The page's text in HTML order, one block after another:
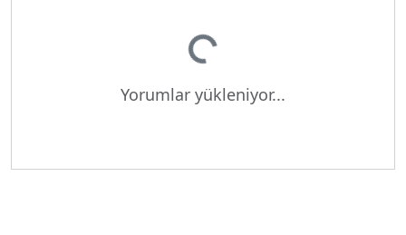
Yükleniyor...
Yorumlar yükleniyor...